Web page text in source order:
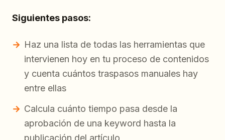
Siguientes pasos:
Haz una lista de todas las herramientas que
intervienen hoy en tu proceso de contenidos
y cuenta cuántos traspasos manuales hay
entre ellas
Calcula cuánto tiempo pasa desde la
aprobación de una keyword hasta la
publicación del artículo